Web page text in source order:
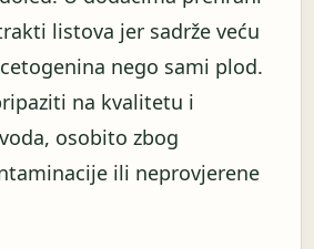
listova jer sadrže veću
nego sami plod.
na kvalitetu i
osobito zbog
ili neprovjerene